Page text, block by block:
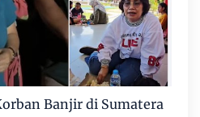
Banjir di Sumatera